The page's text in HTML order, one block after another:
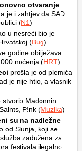
otvaranje
je i zahtjev da SAD
(N1)
u nesreći bio je
(Bug)
godine obilježava
noćenja (HRT)
prošla je od plemića
je nije htio, a vlasnik
stvorio Madonnin
P!nk (Muzika)
su na nadležne
od Slunja, koji se
zadužena za
festivala ilegalno